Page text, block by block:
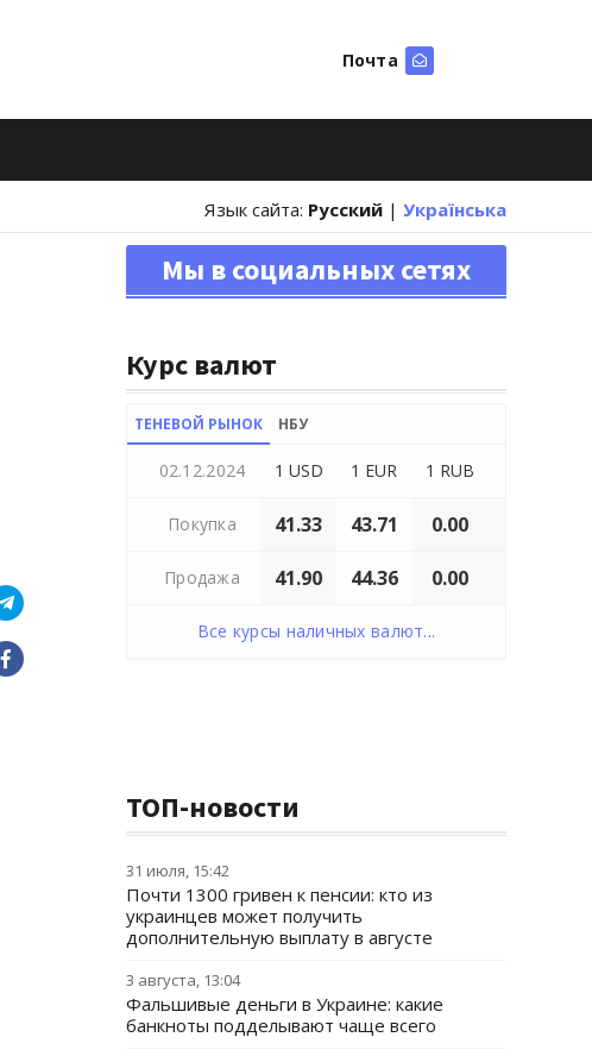
Почта
Язык сайта: Русский | Українська
Мы в социальных сетях
Курс валют
ТЕНЕВОЙ РЫНОК НБУ
02.12.2024 1 USD 1 EUR 1 RUB
Покупка 41.33 43.71 0.00
Продажа 41.90 44.36 0.00
Все курсы наличных валют...
ТОП-новости
31 июля, 15:42
Почти 1300 гривен к пенсии: кто из
украинцев может получить
дополнительную выплату в августе
3 августа, 13:04
Фальшивые деньги в Украине: какие
банкноты подделывают чаще всего